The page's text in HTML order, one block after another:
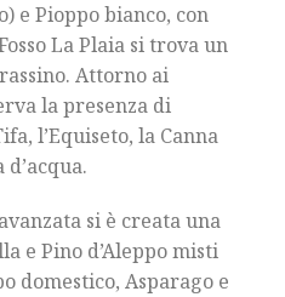
e Pioppo bianco, con
La Plaia si trova un
Attorno ai
la presenza di
l’Equiseto, la Canna
si è creata una
e Pino d’Aleppo misti
domestico, Asparago e